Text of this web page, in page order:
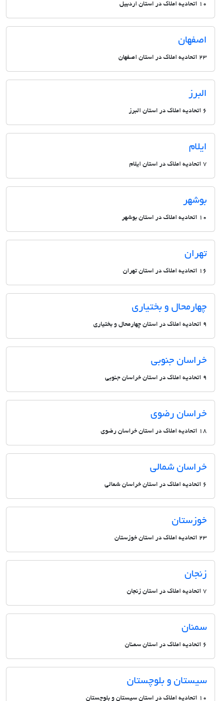
10 اتحادیه املاک در استان اردبیل
اصفهان
23 اتحادیه املاک در استان اصفهان
البرز
6 اتحادیه املاک در استان البرز
ایلام
7 اتحادیه املاک در استان ایلام
بوشهر
10 اتحادیه املاک در استان بوشهر
تهران
16 اتحادیه املاک در استان تهران
چهارمحال و بختیاری
9 اتحادیه املاک در استان چهارمحال و بختیاری
خراسان جنوبی
9 اتحادیه املاک در استان خراسان جنوبی
خراسان رضوی
18 اتحادیه املاک در استان خراسان رضوی
خراسان شمالی
6 اتحادیه املاک در استان خراسان شمالی
خوزستان
23 اتحادیه املاک در استان خوزستان
زنجان
7 اتحادیه املاک در استان زنجان
سمنان
6 اتحادیه املاک در استان سمنان
سیستان و بلوچستان
10 اتحادیه املاک در استان سیستان و بلوچستان